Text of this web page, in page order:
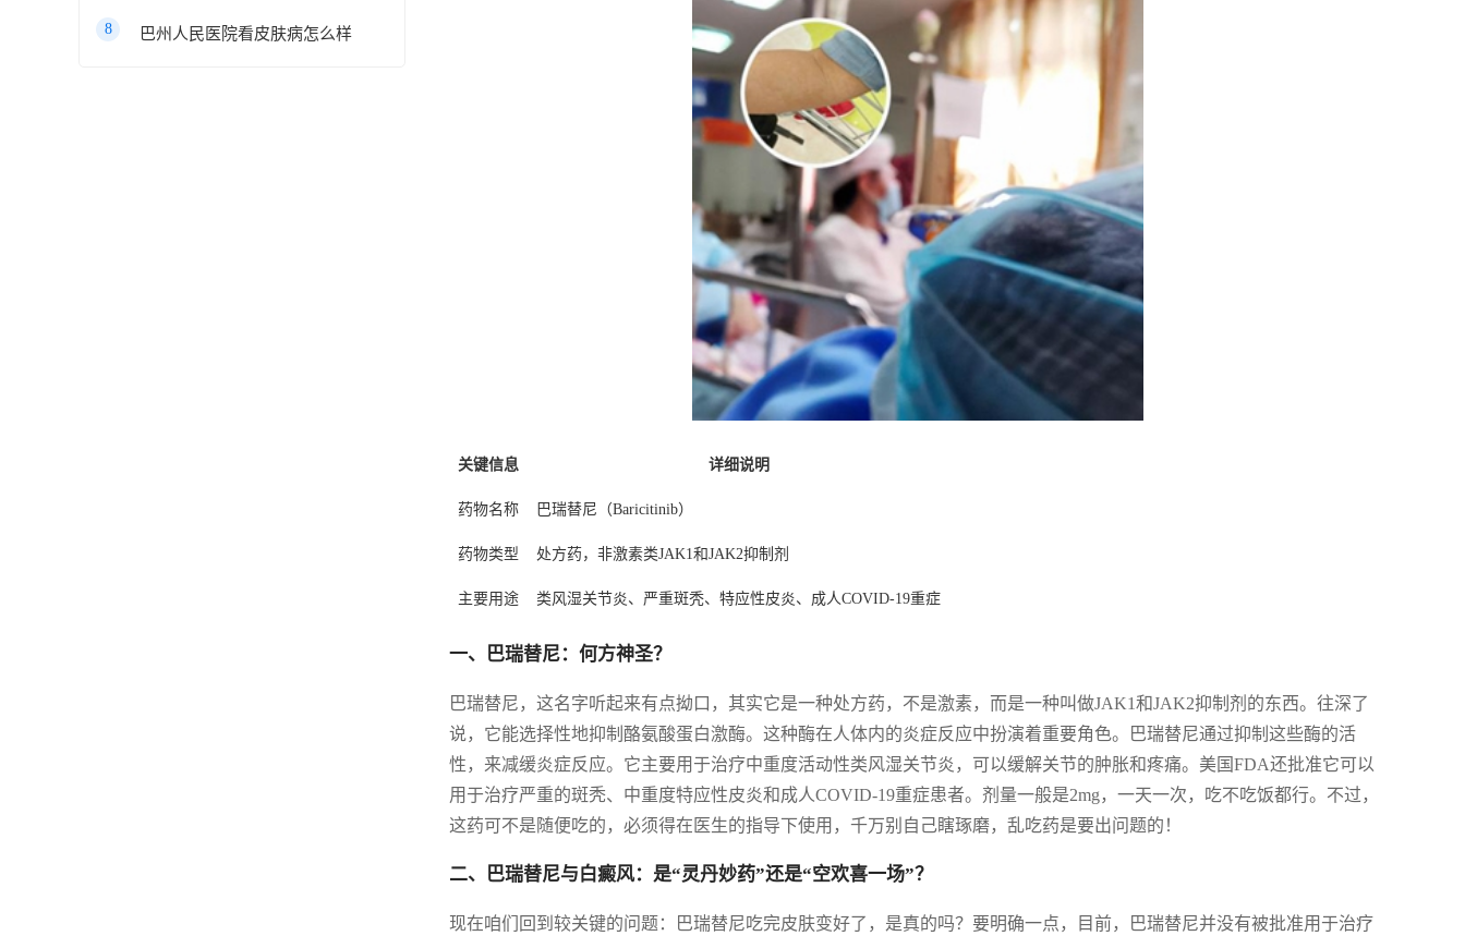
8 巴州人民医院看皮肤病怎么样
关键信息 详细说明
药物名称 巴瑞替尼（Baricitinib）
药物类型 处方药，非激素类JAK1和JAK2抑制剂
主要用途 类风湿关节炎、严重斑秃、特应性皮炎、成人COVID-19重症
一、巴瑞替尼：何方神圣？
巴瑞替尼，这名字听起来有点拗口，其实它是一种处方药，不是激素，而是一种叫做JAK1和JAK2抑制剂的东西。往深了
说，它能选择性地抑制酪氨酸蛋白激酶。这种酶在人体内的炎症反应中扮演着重要角色。巴瑞替尼通过抑制这些酶的活
性，来减缓炎症反应。它主要用于治疗中重度活动性类风湿关节炎，可以缓解关节的肿胀和疼痛。美国FDA还批准它可以
用于治疗严重的斑秃、中重度特应性皮炎和成人COVID-19重症患者。剂量一般是2mg，一天一次，吃不吃饭都行。不过，
这药可不是随便吃的，必须得在医生的指导下使用，千万别自己瞎琢磨，乱吃药是要出问题的！
二、巴瑞替尼与白癜风：是“灵丹妙药”还是“空欢喜一场”？
现在咱们回到较关键的问题：巴瑞替尼吃完皮肤变好了，是真的吗？要明确一点，目前，巴瑞替尼并没有被批准用于治疗